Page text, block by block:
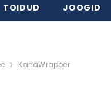
TOIDUD JOOGID
KanaWrapper